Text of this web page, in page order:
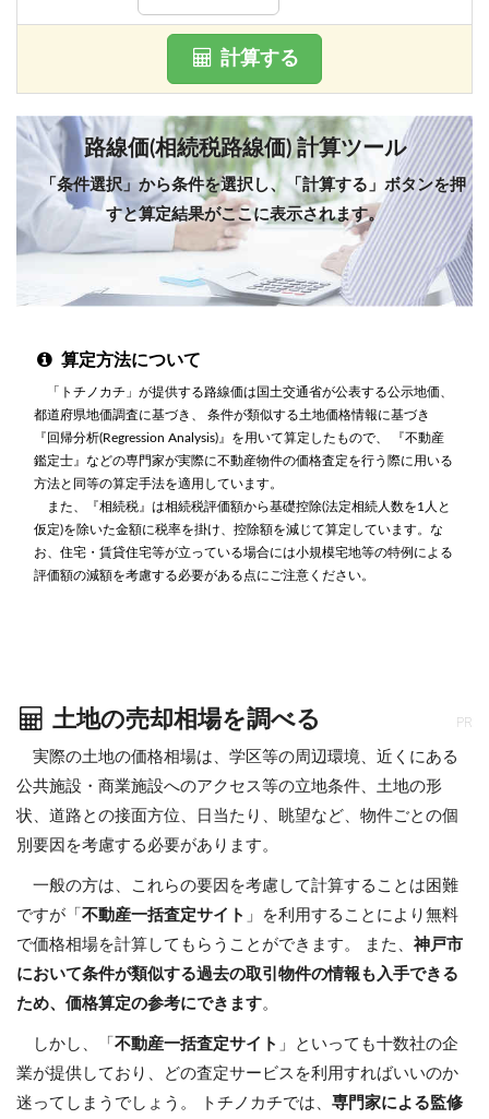
計算する
路線価(相続税路線価) 計算ツール
「条件選択」から条件を選択し、「計算する」ボタンを押
すと算定結果がここに表示されます。
算定方法について
「トチノカチ」が提供する路線価は国土交通省が公表する公示地価、
都道府県地価調査に基づき、 条件が類似する土地価格情報に基づき
『回帰分析(Regression Analysis)』を用いて算定したもので、 『不動産
鑑定士』などの専門家が実際に不動産物件の価格査定を行う際に用いる
方法と同等の算定手法を適用しています。
また、『相続税』は相続税評価額から基礎控除(法定相続人数を1人と
仮定)を除いた金額に税率を掛け、控除額を減じて算定しています。な
お、住宅・賃貸住宅等が立っている場合には小規模宅地等の特例による
評価額の減額を考慮する必要がある点にご注意ください。
土地の売却相場を調べる PR
実際の土地の価格相場は、学区等の周辺環境、近くにある
公共施設・商業施設へのアクセス等の立地条件、土地の形
状、道路との接面方位、日当たり、眺望など、物件ごとの個
別要因を考慮する必要があります。
一般の方は、これらの要因を考慮して計算することは困難
ですが「 不動産一括査定サイト 」を利用することにより無料
で価格相場を計算してもらうことができます。 また、 神戸市
において条件が類似する過去の取引物件の情報も入手できる
ため、価格算定の参考にできます。
しかし、「 不動産一括査定サイト 」といっても十数社の企
業が提供しており、どの査定サービスを利用すればいいのか
迷ってしまうでしょう。 トチノカチでは、 専門家による監修